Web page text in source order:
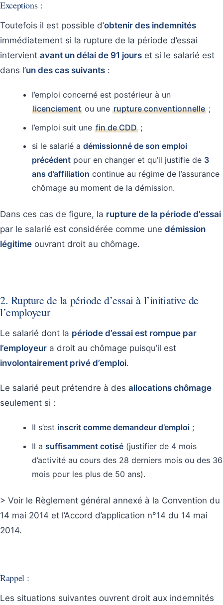
Exceptions :
Toutefois il est possible d’obtenir des indemnités
immédiatement si la rupture de la période d’essai
intervient avant un délai de 91 jours et si le salarié est
dans l’un des cas suivants :
l’emploi concerné est postérieur à un
licenciement ou une rupture conventionnelle ;
l’emploi suit une fin de CDD ;
si le salarié a démissionné de son emploi
précédent pour en changer et qu’il justifie de 3
ans d’affiliation continue au régime de l’assurance
chômage au moment de la démission.
Dans ces cas de figure, la rupture de la période d’essai
par le salarié est considérée comme une démission
légitime ouvrant droit au chômage.
2. Rupture de la période d’essai à l’initiative de
l’employeur
Le salarié dont la période d’essai est rompue par
l’employeur a droit au chômage puisqu’il est
involontairement privé d’emploi.
Le salarié peut prétendre à des allocations chômage
seulement si :
Il s’est inscrit comme demandeur d’emploi ;
Il a suffisamment cotisé (justifier de 4 mois
d’activité au cours des 28 derniers mois ou des 36
mois pour les plus de 50 ans).
> Voir le Règlement général annexé à la Convention du
14 mai 2014 et l’Accord d’application n°14 du 14 mai
2014.
Rappel :
Les situations suivantes ouvrent droit aux indemnités